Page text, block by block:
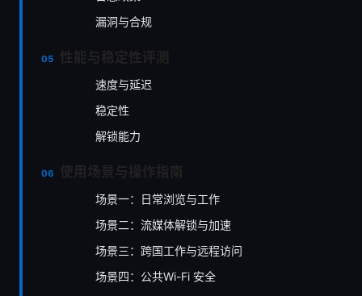
漏洞与合规
速度与延迟
稳定性
解锁能力
场景一：日常浏览与工作
场景二：流媒体解锁与加速
场景三：跨国工作与远程访问
场景四：公共Wi-Fi 安全